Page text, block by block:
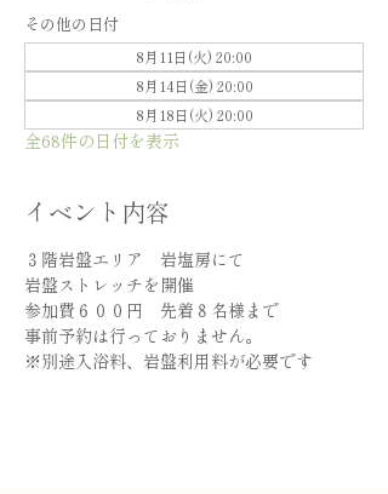
その他の日付
8月11日(火) 20:00
8月14日(金) 20:00
8月18日(火) 20:00
全68件の日付を表示
イベント内容
３階岩盤エリア　岩塩房にて
岩盤ストレッチを開催
参加費６００円　先着８名様まで
事前予約は行っておりません。
※別途入浴料、岩盤利用料が必要です